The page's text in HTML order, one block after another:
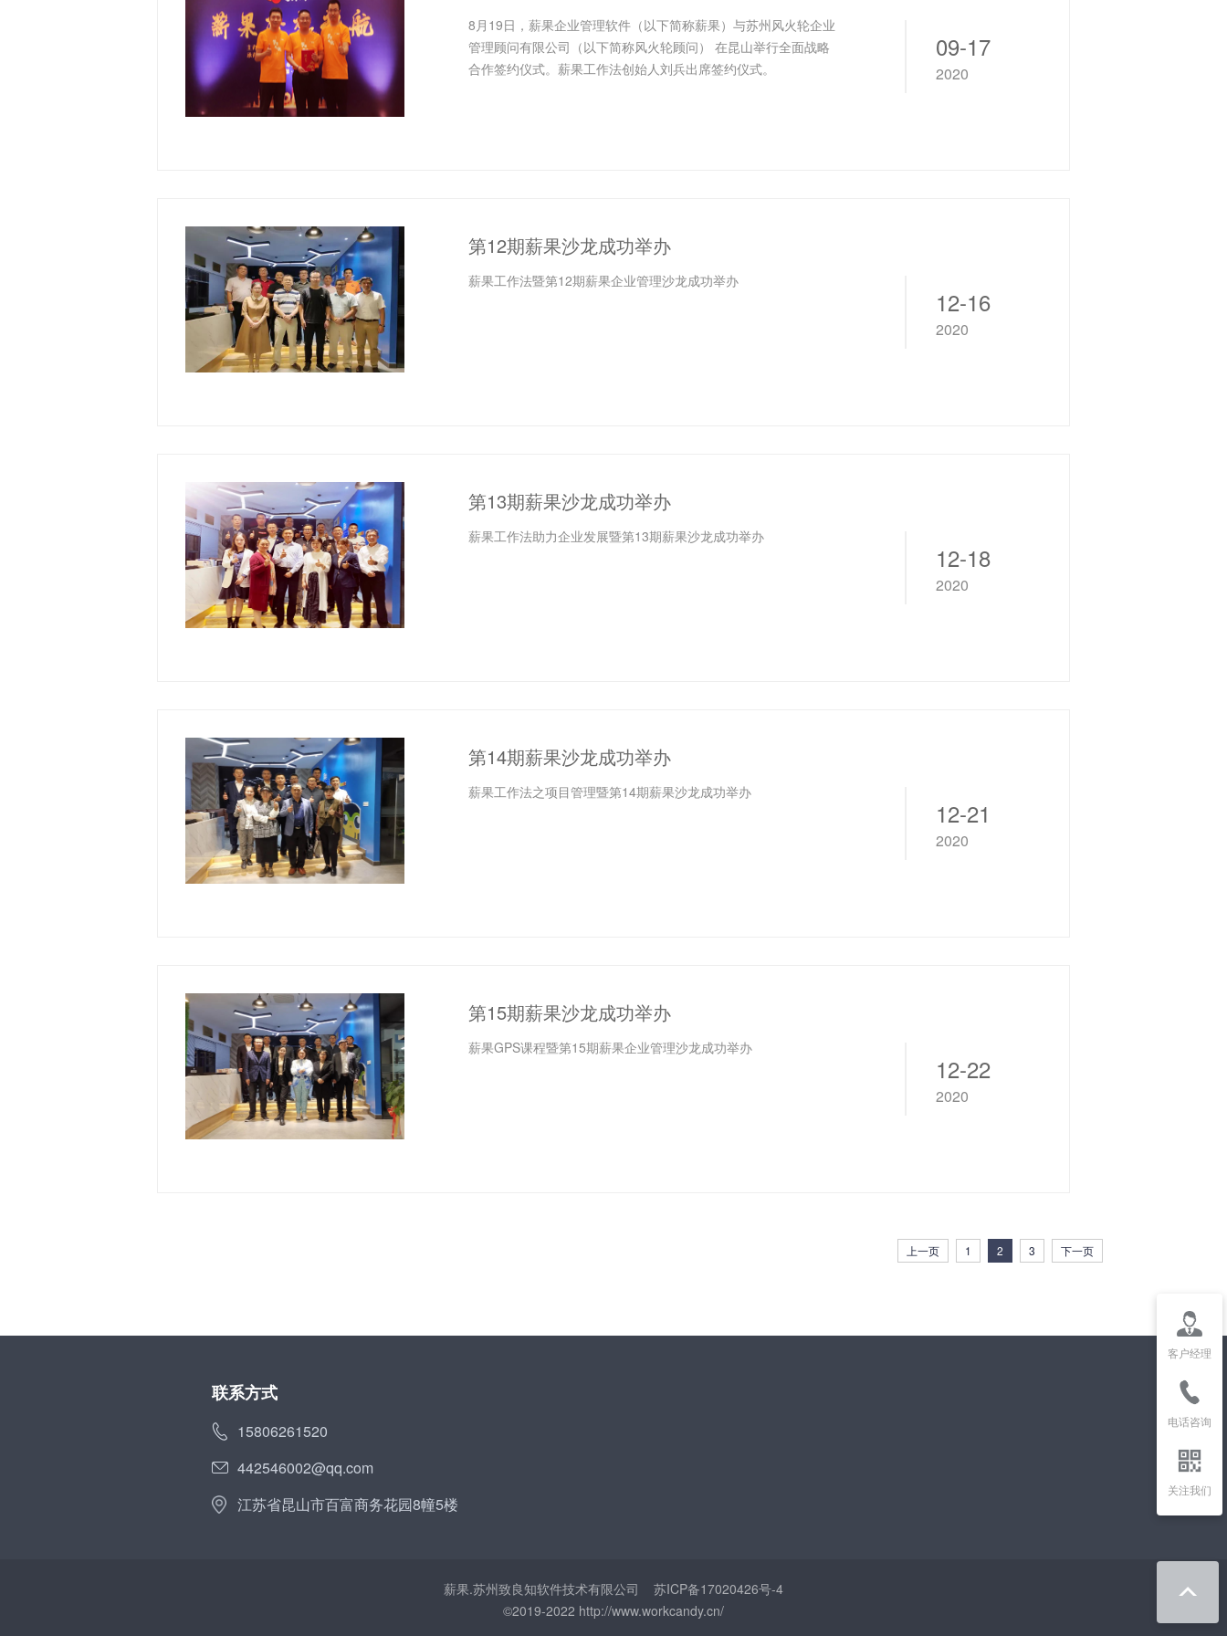
8月19日，薪果企业管理软件（以下简称薪果）与苏州风火轮企业
管理顾问有限公司（以下简称风火轮顾问） 在昆山举行全面战略
合作签约仪式。薪果工作法创始人刘兵出席签约仪式。
09-17
2020
第12期薪果沙龙成功举办
薪果工作法暨第12期薪果企业管理沙龙成功举办
12-16
2020
第13期薪果沙龙成功举办
薪果工作法助力企业发展暨第13期薪果沙龙成功举办
12-18
2020
第14期薪果沙龙成功举办
薪果工作法之项目管理暨第14期薪果沙龙成功举办
12-21
2020
第15期薪果沙龙成功举办
薪果GPS课程暨第15期薪果企业管理沙龙成功举办
12-22
2020
上一页 1 2 (current)
3 下一页
联系方式
15806261520
442546002@qq.com
江苏省昆山市百富商务花园8幢5楼
薪果.苏州致良知软件技术有限公司 苏ICP备17020426号-4
©2019-2022 http://www.workcandy.cn/
客户经理
电话咨询
关注我们